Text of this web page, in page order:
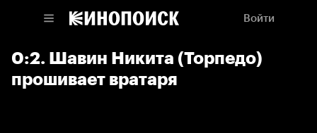
Войти
0:2. Шавин Никита (Торпедо)
прошивает вратаря